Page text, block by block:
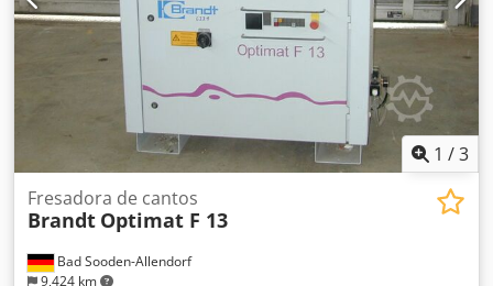
1 /3
Bad Sooden-Allendorf
9,424 km
Fresadora de cantos
Brandt Optimat F 13